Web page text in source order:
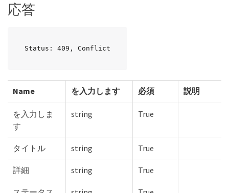
応答
Status: 409, Conflict
Name を入力します 必須 説明
を入力しま
す
string True
タイトル string True
詳細 string True